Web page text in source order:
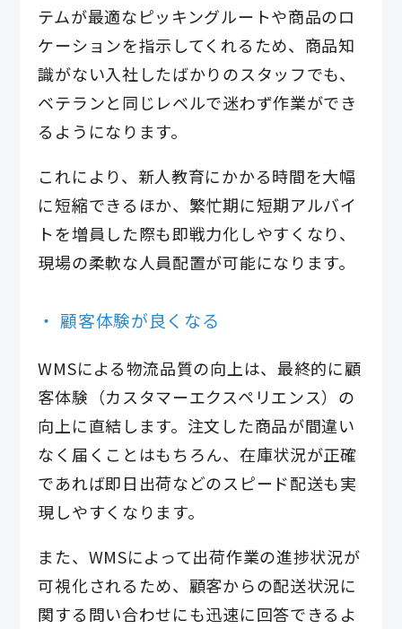
テムが最適なピッキングルートや商品のロ
ケーションを指示してくれるため、商品知
識がない入社したばかりのスタッフでも、
ベテランと同じレベルで迷わず作業ができ
るようになります。
これにより、新人教育にかかる時間を大幅
に短縮できるほか、繁忙期に短期アルバイ
トを増員した際も即戦力化しやすくなり、
現場の柔軟な人員配置が可能になります。
顧客体験が良くなる
WMSによる物流品質の向上は、最終的に顧
客体験（カスタマーエクスペリエンス）の
向上に直結します。注文した商品が間違い
なく届くことはもちろん、在庫状況が正確
であれば即日出荷などのスピード配送も実
現しやすくなります。
また、WMSによって出荷作業の進捗状況が
可視化されるため、顧客からの配送状況に
関する問い合わせにも迅速に回答できるよ